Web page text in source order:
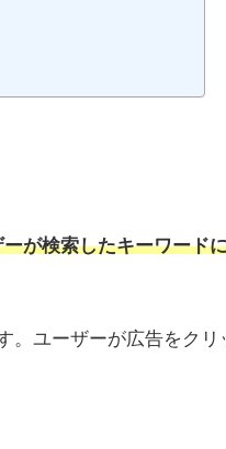
が検索したキーワード
。ユーザーが広告をクリ